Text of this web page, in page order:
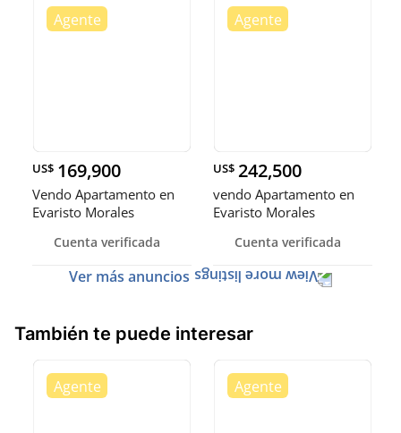
US$ 169,900
Vendo Apartamento en
Evaristo Morales
Cuenta verificada
US$ 242,500
vendo Apartamento en
Evaristo Morales
Cuenta verificada
Ver más anuncios
También te puede interesar